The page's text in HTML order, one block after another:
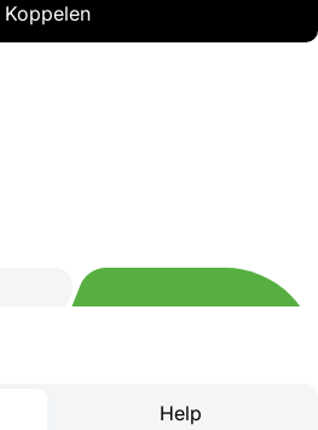
Koppelen
Help